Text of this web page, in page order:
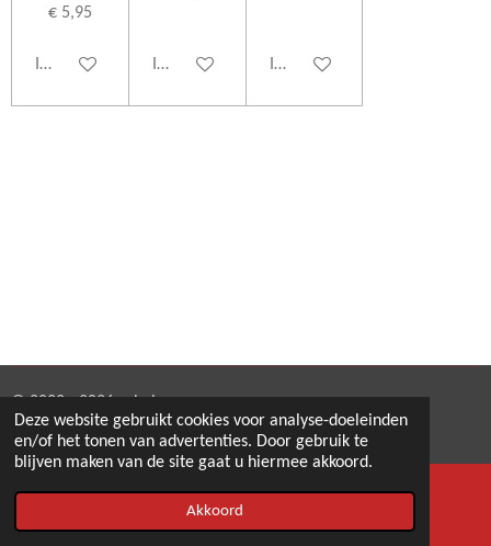
Deze website gebruikt cookies voor analyse-doeleinden
en/of het tonen van advertenties. Door gebruik te
blijven maken van de site gaat u hiermee akkoord.
Akkoord
€ 5,95
In winkelwagen In winkelwagen In winkelwagen
© 2022 - 2026 eshabra
Powered byJouwWeb